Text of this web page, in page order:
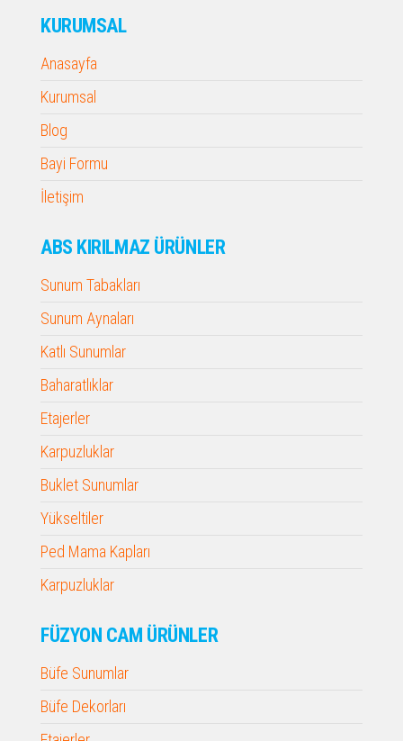
KURUMSAL
Anasayfa
Kurumsal
Blog
Bayi Formu
İletişim
ABS KIRILMAZ ÜRÜNLER
Sunum Tabakları
Sunum Aynaları
Katlı Sunumlar
Baharatlıklar
Etajerler
Karpuzluklar
Buklet Sunumlar
Yükseltiler
Ped Mama Kapları
Karpuzluklar
FÜZYON CAM ÜRÜNLER
Büfe Sunumlar
Büfe Dekorları